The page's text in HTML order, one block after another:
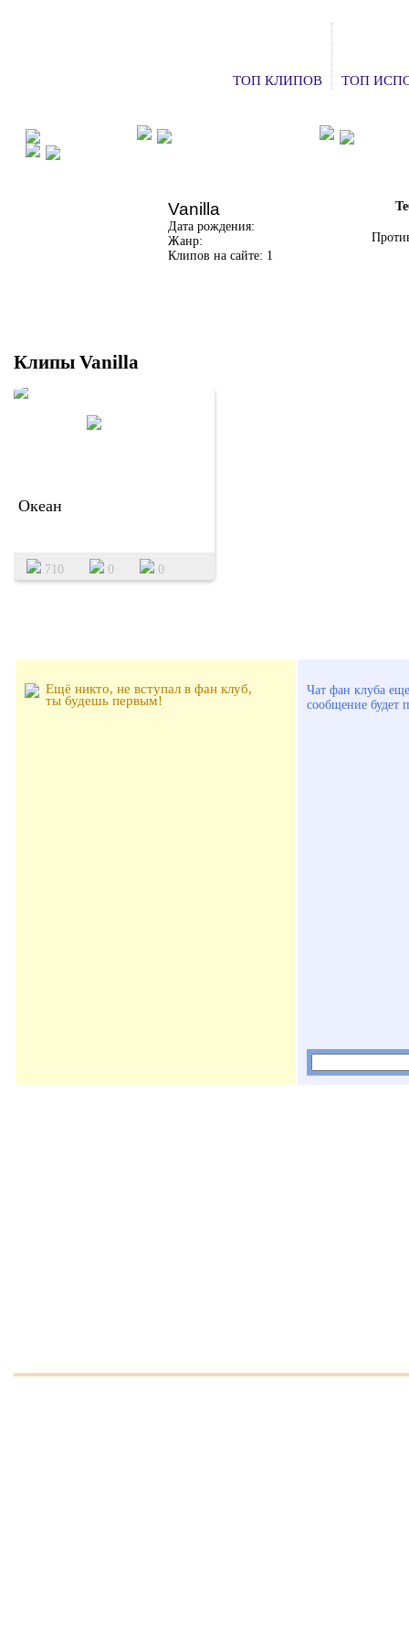
ТОП КЛИПОВ ТОП
Vanilla
Дата рождения:
Жанр:
Клипов на сайте: 1
Клипы Vanilla
Океан
710 0 0
Ещё никто, не вступал в фан клуб,
ты будешь первым!
Чат фан клуба
сообщение будет